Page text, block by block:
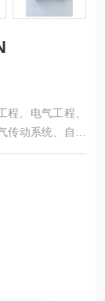
、电气工程、
动系统、自动
独立承包工程项
药、电力、环